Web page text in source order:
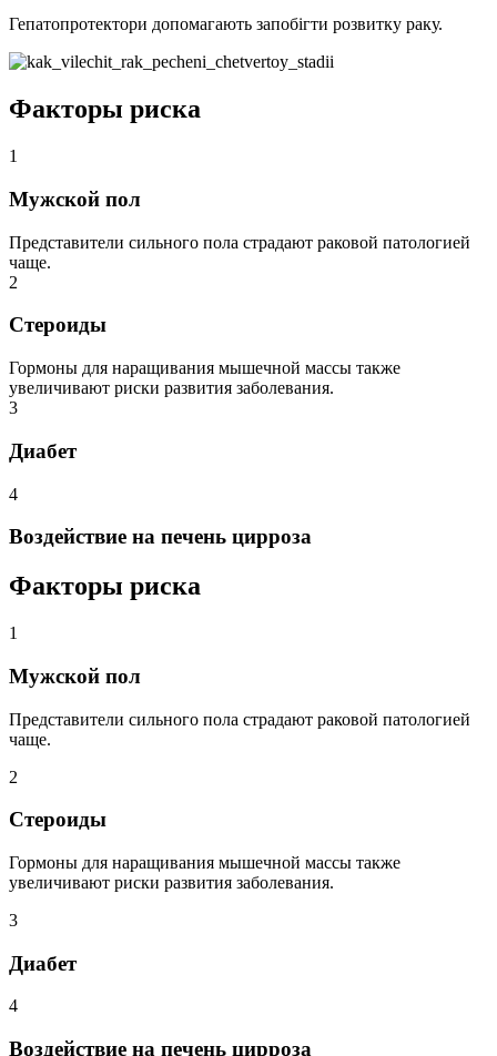
Гепатопротектори допомагають запобігти розвитку раку.
Факторы риска
1
Мужской пол
Представители сильного пола страдают раковой патологией
чаще.
2
Стероиды
Гормоны для наращивания мышечной массы также
увеличивают риски развития заболевания.
3
Диабет
4
Воздействие на печень цирроза
Факторы риска
1
Мужской пол
Представители сильного пола страдают раковой патологией
чаще.
2
Стероиды
Гормоны для наращивания мышечной массы также
увеличивают риски развития заболевания.
3
Диабет
4
Воздействие на печень цирроза